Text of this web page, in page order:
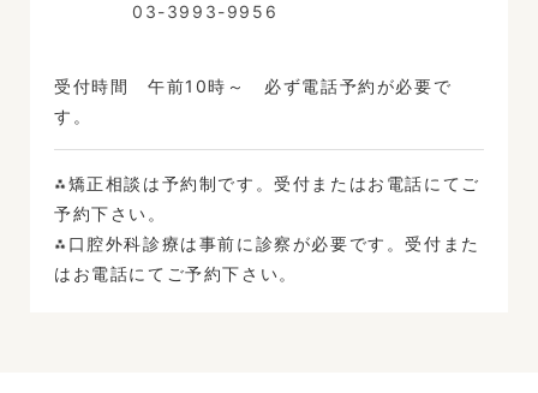
03-3993-9956
受付時間 午前10時～ 必ず電話予約が必要で
す。
⁂矯正相談は予約制です。受付またはお電話にてご
予約下さい。
⁂口腔外科診療は事前に診察が必要です。受付また
はお電話にてご予約下さい。